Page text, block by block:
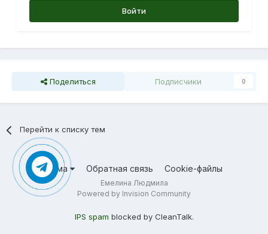
Войти
Поделиться Подписчики 0
Перейти к списку тем
Тема Обратная связь Cookie-файлы
Емелина Людмила
Powered by Invision Community
IPS spam blocked by CleanTalk.